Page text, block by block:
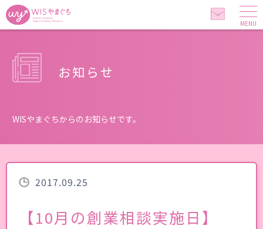
お知らせ
WISやまぐちからのお知らせです。
2017.09.25
【10月の創業相談実施日】
MENU